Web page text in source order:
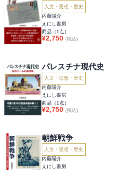
人文・思想・歴史
内藤陽介
えにし書房
商品（1 点）
¥2,750 (税込)
パレスチナ現代史
人文・思想・歴史
内藤陽介
えにし書房
商品（1 点）
¥2,750 (税込)
朝鮮戦争
人文・思想・歴史
内藤陽介
えにし書房